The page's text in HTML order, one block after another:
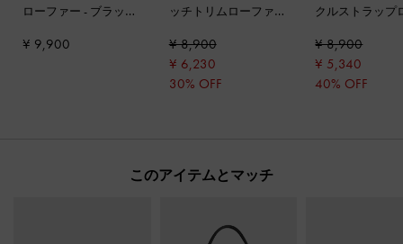
ローファー - ブラック
¥ 9,900
ッチトリムローファー
¥ 8,900
¥ 6,230
30% OFF
クルストラップ
チャー
¥ 8,900
¥ 5,340
40% OFF
このアイテムとマッチ